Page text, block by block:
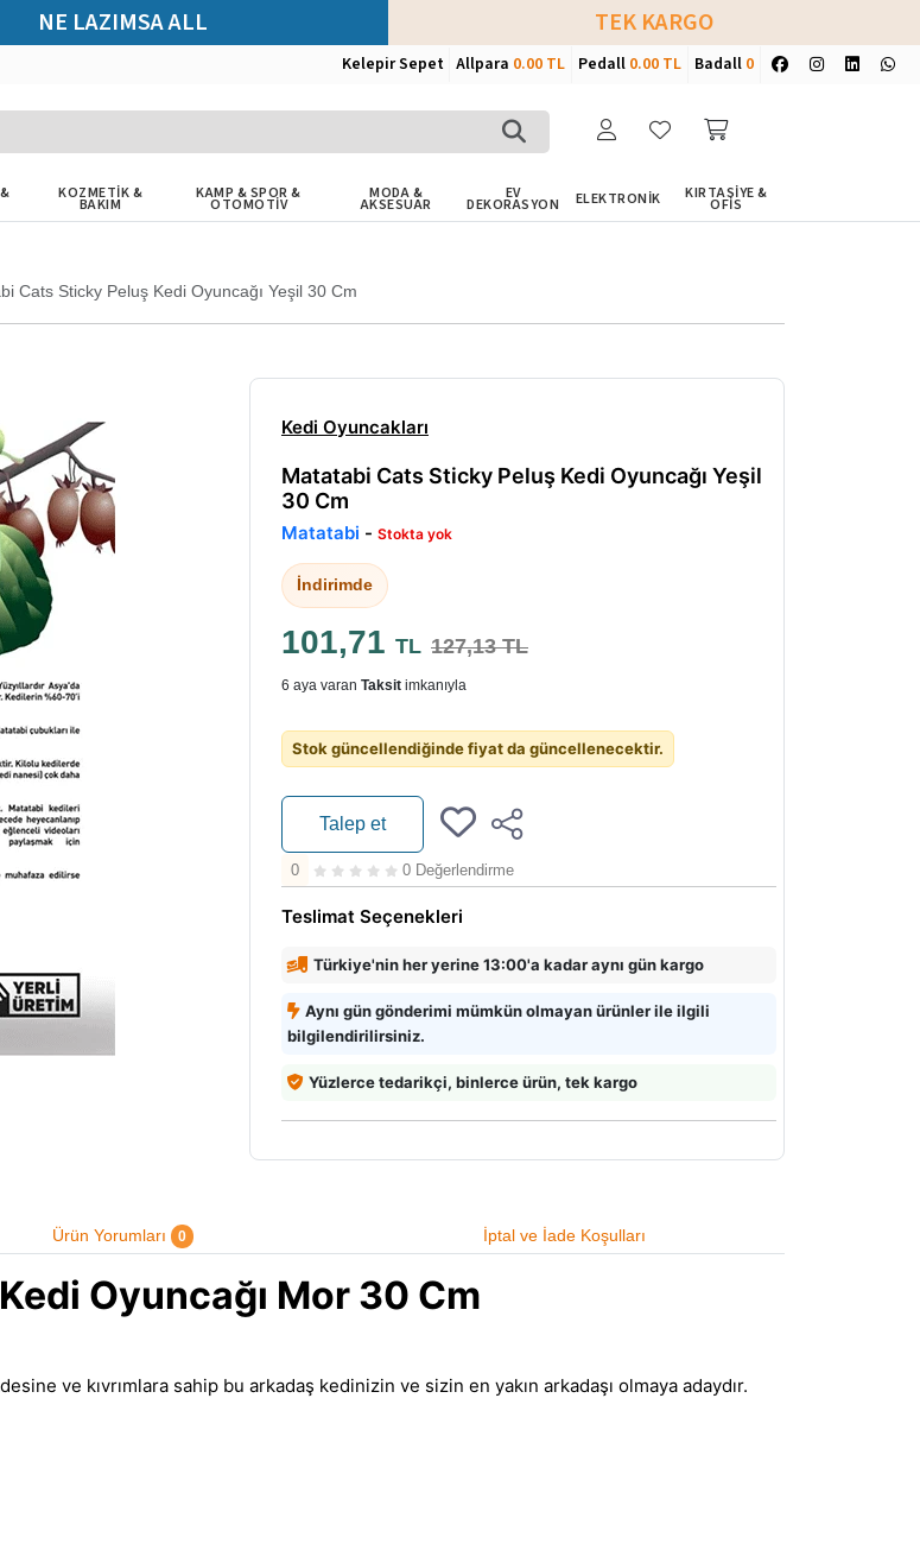
NE LAZIMSA ALL TEK KARGO
Kelepir Sepet Allpara 0.00 TL Pedall 0.00 TL Badall 0
KOZMETİK &
BAKIM
KAMP & SPOR &
OTOMOTİV
MODA &
AKSESUAR
EV
DEKORASYON ELEKTRONİK KIRTASİYE &
OFİS
Cats Sticky Peluş Kedi Oyuncağı Yeşil 30 Cm
Kedi Oyuncakları
Matatabi Cats Sticky Peluş Kedi Oyuncağı Yeşil
30 Cm
Matatabi - Stokta yok
İndirimde
101,71 TL 127,13 TL
6 aya varan Taksit imkanıyla
Stok güncellendiğinde fiyat da güncellenecektir.
Talep et
0 0 Değerlendirme
Teslimat Seçenekleri
Türkiye'nin her yerine 13:00'a kadar aynı gün kargo
Aynı gün gönderimi mümkün olmayan ürünler ile ilgili
bilgilendirilirsiniz.
Yüzlerce tedarikçi, binlerce ürün, tek kargo
Ürün Yorumları 0 İptal ve İade Koşulları
Oyuncağı Mor 30 Cm
ve kıvrımlara sahip bu arkadaş kedinizin ve sizin en yakın arkadaşı olmaya adaydır.